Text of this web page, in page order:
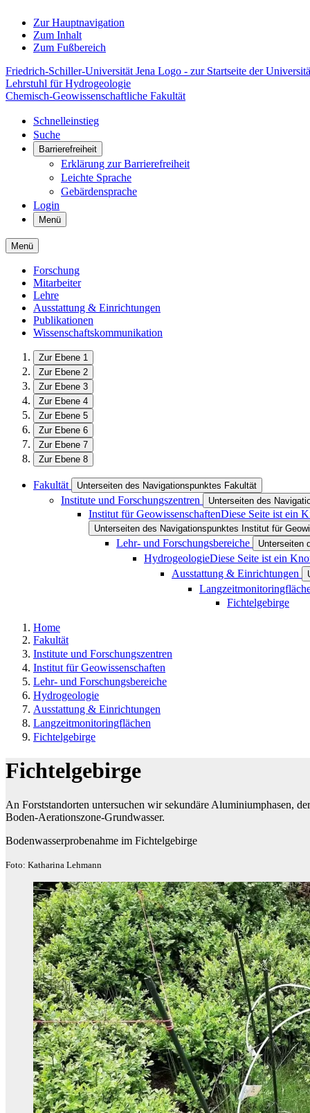
Zur Hauptnavigation
Zum Inhalt
Zum Fußbereich
Friedrich-Schiller-Universität Jena Logo - zur Startseite der
Lehrstuhl für Hydrogeologie
Chemisch-Geowissenschaftliche Fakultät
Schnelleinstieg
Suche
Barrierefreiheit
Erklärung zur Barrierefreiheit
Leichte Sprache
Gebärdensprache
Login
Menü
Menü
Forschung
Mitarbeiter
Lehre
Ausstattung & Einrichtungen
Publikationen
Wissenschaftskommunikation
Zur Ebene 1
Zur Ebene 2
Zur Ebene 3
Zur Ebene 4
Zur Ebene 5
Zur Ebene 6
Zur Ebene 7
Zur Ebene 8
Fakultät Unterseiten des Navigationspunktes Fakultät
Institute und Forschungszentren Unterseiten des
Institut für GeowissenschaftenDiese Seite ist ein
Unterseiten des Navigationspunktes Institut für
Lehr- und Forschungsbereiche Unterseiten
HydrogeologieDiese Seite ist ein
Ausstattung & Einrichtungen
Fichtelgebirge
Home
Fakultät
Institute und Forschungszentren
Institut für Geowissenschaften
Lehr- und Forschungsbereiche
Hydrogeologie
Ausstattung & Einrichtungen
Langzeitmonitoringflächen
Fichtelgebirge
Fichtelgebirge
An Forststandorten untersuchen wir sekundäre Aluminiumphasen,
Boden-Aerationszone-Grundwasser.
Bodenwasserprobenahme im Fichtelgebirge
Foto: Katharina Lehmann